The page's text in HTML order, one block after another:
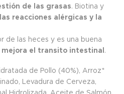
de las grasas. Biotina y
reacciones alérgicas y la
de las heces y es una buena
mejora el transito intestinal.
de Pollo (40%), Arroz*
Levadura de Cerveza,